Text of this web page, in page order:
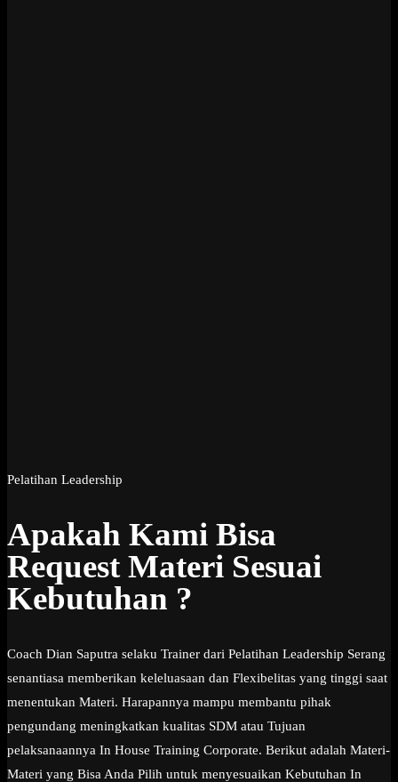
Pelatihan Leadership
Apakah Kami Bisa
Request Materi Sesuai
Kebutuhan ?
Coach Dian Saputra selaku Trainer dari Pelatihan Leadership Serang
senantiasa memberikan keleluasaan dan Flexibelitas yang tinggi saat
menentukan Materi. Harapannya mampu membantu pihak
pengundang meningkatkan kualitas SDM atau Tujuan
pelaksanaannya In House Training Corporate. Berikut adalah Materi-
Materi yang Bisa Anda Pilih untuk menyesuaikan Kebutuhan In